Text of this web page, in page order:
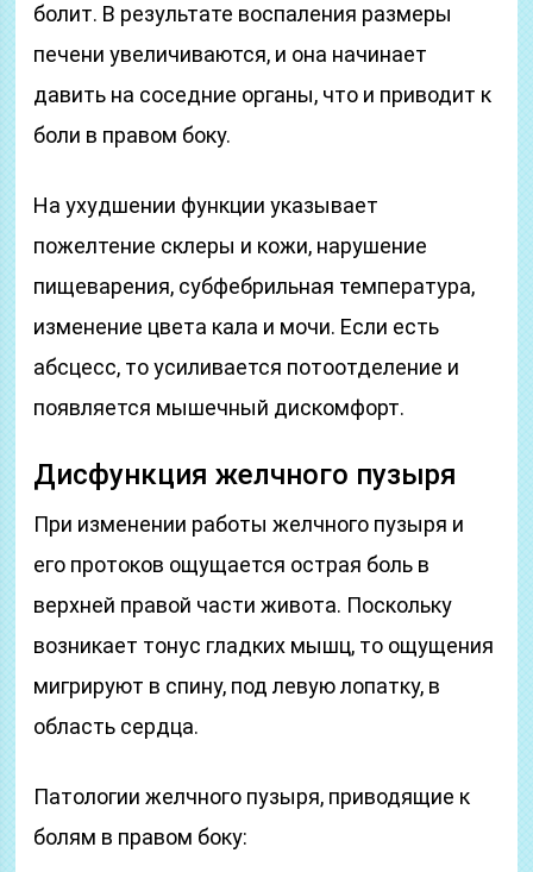
болит. В результате воспаления размеры
печени увеличиваются, и она начинает
давить на соседние органы, что и приводит к
боли в правом боку.
На ухудшении функции указывает
пожелтение склеры и кожи, нарушение
пищеварения, субфебрильная температура,
изменение цвета кала и мочи. Если есть
абсцесс, то усиливается потоотделение и
появляется мышечный дискомфорт.
Дисфункция желчного пузыря
При изменении работы желчного пузыря и
его протоков ощущается острая боль в
верхней правой части живота. Поскольку
возникает тонус гладких мышц, то ощущения
мигрируют в спину, под левую лопатку, в
область сердца.
Патологии желчного пузыря, приводящие к
болям в правом боку: